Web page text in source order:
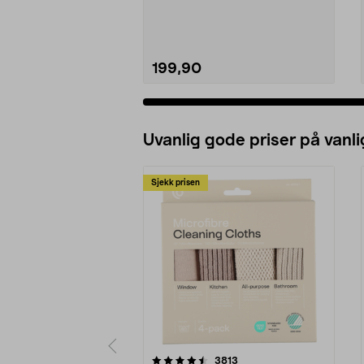
199,90
Uvanlig gode priser på
Sjekk prisen
3813
4.5av 5 stjerner